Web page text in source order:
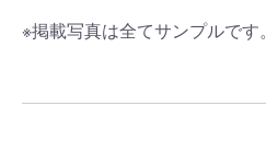
※掲載写真は全てサンプルです。